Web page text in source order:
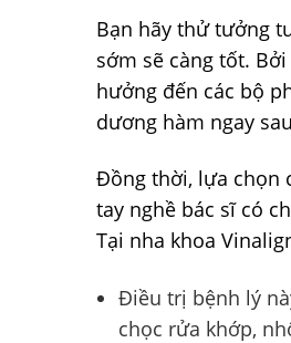
Bạn hãy thử tưởng
sớm sẽ càng tốt.
hưởng đến các bộ
dương hàm ngay
Đồng thời, lựa chọn
tay nghề bác sĩ có
Tại nha khoa
Điều trị bệnh lý
chọc rửa khớp,